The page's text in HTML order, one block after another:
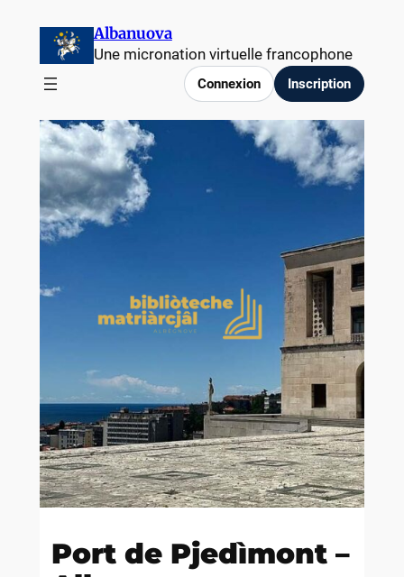
Albanuova
Une micronation virtuelle francophone
Connexion Inscription
Port de Pjedìmont –